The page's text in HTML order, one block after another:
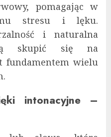
pomagając w
stresu i lęku.
i naturalna
skupić się na
fundamentem wielu
intonacyjne –